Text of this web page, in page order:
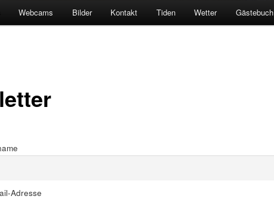
Webcams Bilder Kontakt Tiden Wetter Gästebuch
Adresse